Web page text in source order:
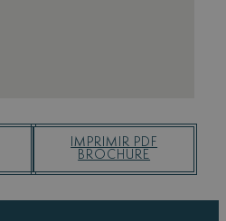
IMPRIMIR PDF
BROCHURE